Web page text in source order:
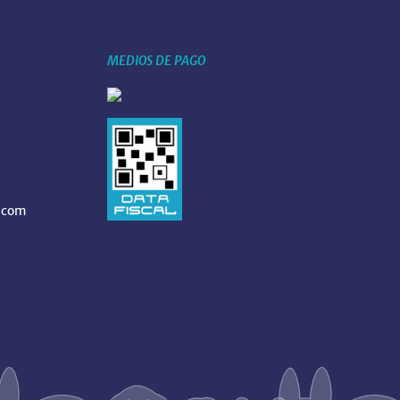
MEDIOS DE PAGO